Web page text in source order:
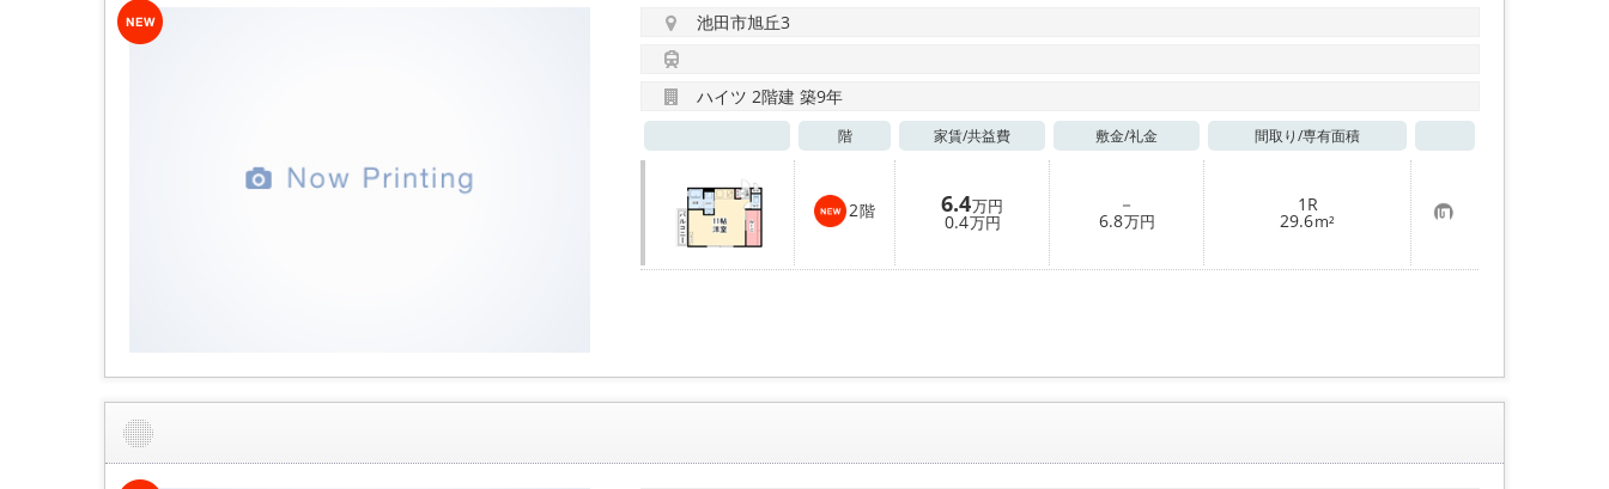
池田市旭丘3
ハイツ 2階建 築9年
階 家賃/共益費 敷金/礼金 間取り/専有面積
2階 6.4万円
0.4万円
－
6.8万円
1R
29.6m² お
気
に
入